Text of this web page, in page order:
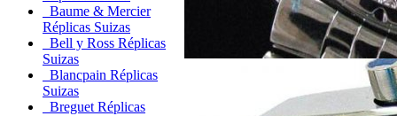
Baume & Mercier
Réplicas Suizas
Bell y Ross Réplicas
Suizas
Blancpain Réplicas
Suizas
Breguet Réplicas